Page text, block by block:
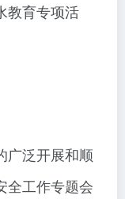
教育专项活
广泛开展和顺
全工作专题会